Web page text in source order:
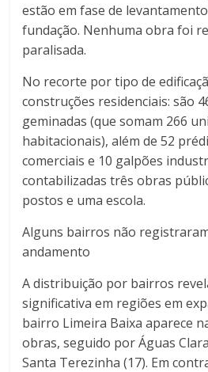
estão em fase de
fundação. Nenhuma obra foi
paralisada.
No recorte por tipo de
construções residenciais: são
geminadas (que somam 266
habitacionais), além de 52
comerciais e 10 galpões
contabilizadas três obras
postos e uma escola.
Alguns bairros não
andamento
A distribuição por bairros
significativa em regiões em
bairro Limeira Baixa aparece
obras, seguido por Águas
Santa Terezinha (17). Em